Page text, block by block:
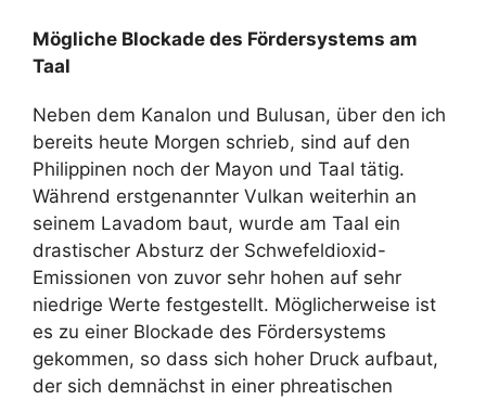
Mögliche Blockade des Fördersystems am
Taal
Neben dem Kanalon und Bulusan, über den ich
bereits heute Morgen schrieb, sind auf den
Philippinen noch der Mayon und Taal tätig.
Während erstgenannter Vulkan weiterhin an
seinem Lavadom baut, wurde am Taal ein
drastischer Absturz der Schwefeldioxid-
Emissionen von zuvor sehr hohen auf sehr
niedrige Werte festgestellt. Möglicherweise ist
es zu einer Blockade des Fördersystems
gekommen, so dass sich hoher Druck aufbaut,
der sich demnächst in einer phreatischen